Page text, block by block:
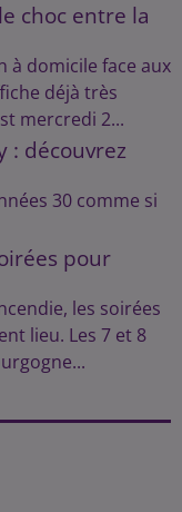
choc entre la
à domicile face aux
déjà très
mercredi 2...
: découvrez
30 comme si
pour
les soirées
lieu. Les 7 et 8